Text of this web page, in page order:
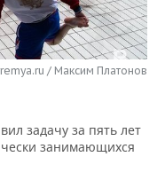
/ Максим Платонов
задачу за пять лет
занимающихся